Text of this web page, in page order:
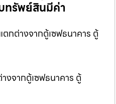
ทรัพย์สินมีค่า
กต่างจากตู้เซฟธนาคาร ตู้
งจากตู้เซฟธนาคาร ตู้